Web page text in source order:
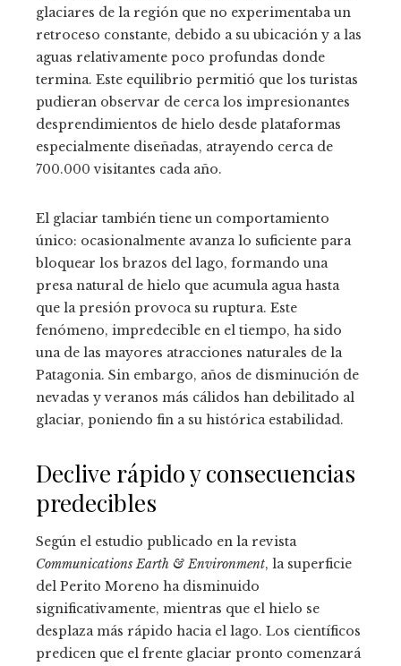
glaciares de la región que no experimentaba un
retroceso constante, debido a su ubicación y a las
aguas relativamente poco profundas donde
termina. Este equilibrio permitió que los turistas
pudieran observar de cerca los impresionantes
desprendimientos de hielo desde plataformas
especialmente diseñadas, atrayendo cerca de
700.000 visitantes cada año.
El glaciar también tiene un comportamiento
único: ocasionalmente avanza lo suficiente para
bloquear los brazos del lago, formando una
presa natural de hielo que acumula agua hasta
que la presión provoca su ruptura. Este
fenómeno, impredecible en el tiempo, ha sido
una de las mayores atracciones naturales de la
Patagonia. Sin embargo, años de disminución de
nevadas y veranos más cálidos han debilitado al
glaciar, poniendo fin a su histórica estabilidad.
Declive rápido y consecuencias
predecibles
Según el estudio publicado en la revista
Communications Earth & Environment, la superficie
del Perito Moreno ha disminuido
significativamente, mientras que el hielo se
desplaza más rápido hacia el lago. Los científicos
predicen que el frente glaciar pronto comenzará